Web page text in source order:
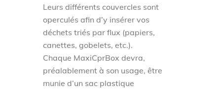
Leurs différents couvercles sont
operculés afin d’y insérer vos
déchets triés par flux (papiers,
canettes, gobelets, etc.).
Chaque MaxiCprBox devra,
préalablement à son usage, être
munie d’un sac plastique